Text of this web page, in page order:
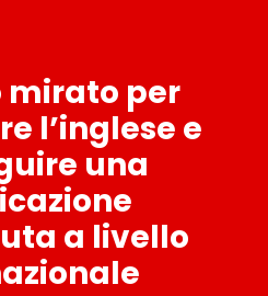
mirato per
l’inglese e
una
a livello